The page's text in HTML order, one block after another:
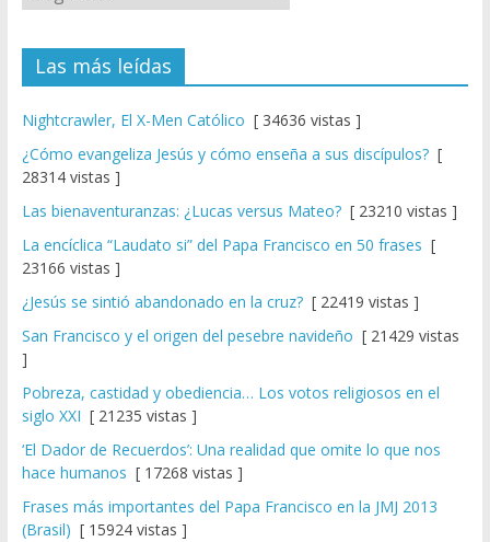
Las más leídas
Nightcrawler, El X-Men Católico [ 34636 vistas ]
¿Cómo evangeliza Jesús y cómo enseña a sus discípulos?[
28314 vistas ]
Las bienaventuranzas: ¿Lucas versus Mateo?[ 23210 vistas ]
La encíclica “Laudato si” del Papa Francisco en 50 frases [
23166 vistas ]
¿Jesús se sintió abandonado en la cruz?[ 22419 vistas ]
San Francisco y el origen del pesebre navideño [ 21429 vistas
]
Pobreza, castidad y obediencia… Los votos religiosos en el
siglo XXI [ 21235 vistas ]
‘El Dador de Recuerdos’: Una realidad que omite lo que nos
hace humanos [ 17268 vistas ]
Frases más importantes del Papa Francisco en la JMJ 2013
(Brasil) [ 15924 vistas ]